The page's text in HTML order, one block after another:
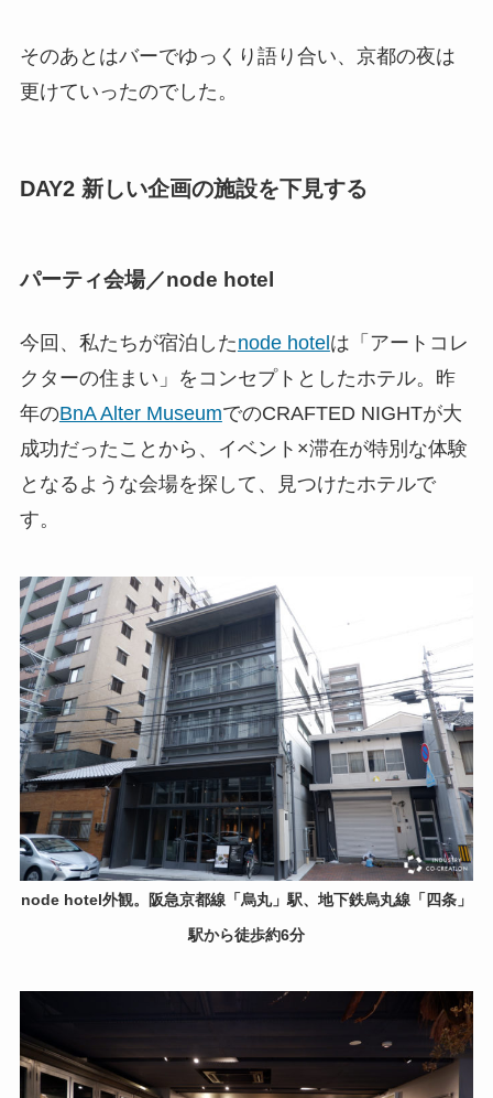
そのあとはバーでゆっくり語り合い、京都の夜は
更けていったのでした。
DAY2 新しい企画の施設を下見する
パーティ会場／node hotel
今回、私たちが宿泊したnode hotel は「アートコレ
クターの住まい」をコンセプトとしたホテル。昨
年のBnA Alter MuseumでのCRAFTED NIGHTが大
成功だったことから、イベント×滞在が特別な体験
となるような会場を探して、見つけたホテルで
す。
node hotel外観。阪急京都線「烏丸」駅、地下鉄烏丸線「四条」
駅から徒歩約6分